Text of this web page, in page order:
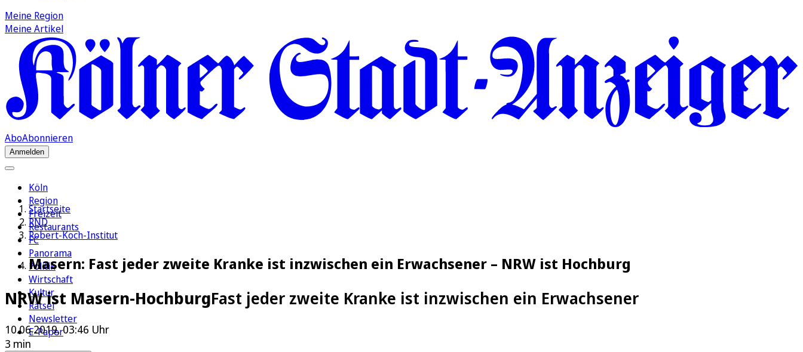
Meine Region
Meine Artikel
AboAbonnieren
Anmelden
Köln
Region
Freizeit
Restaurants
FC
Panorama
Politik
Wirtschaft
Kultur
Rätsel
Newsletter
E-Paper
Startseite
RND
Robert-Koch-Institut
Masern: Fast jeder zweite Kranke ist inzwischen ein Erwachsener – NRW ist Hochburg
NRW ist Masern-HochburgFast jeder zweite Kranke ist inzwischen ein Erwachsener
10.06.2019, 03:46 Uhr
3 min